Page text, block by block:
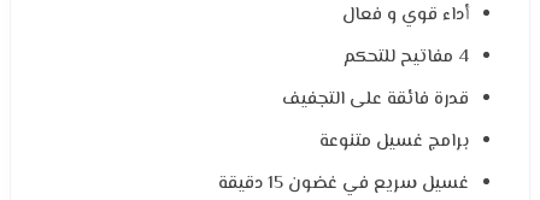
أداء قوي و فعال
4 مفاتيح للتحكم
قدرة فائقة على التجفيف
برامج غسيل متنوعة
غسيل سريع في غضون 15 دقيقة